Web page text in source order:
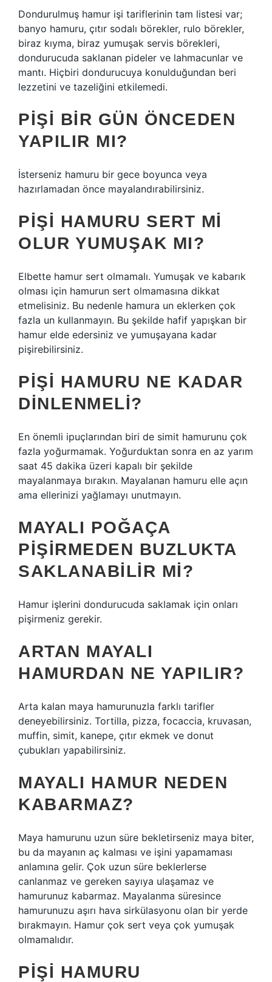
Dondurulmuş hamur işi tariflerinin tam listesi var;
banyo hamuru, çıtır sodalı börekler, rulo börekler,
biraz kıyma, biraz yumuşak servis börekleri,
dondurucuda saklanan pideler ve lahmacunlar ve
mantı. Hiçbiri dondurucuya konulduğundan beri
lezzetini ve tazeliğini etkilemedi.
PIŞI BIR GÜN ÖNCEDEN
YAPILIR MI?
İsterseniz hamuru bir gece boyunca veya
hazırlamadan önce mayalandırabilirsiniz.
PIŞI HAMURU SERT MI
OLUR YUMUŞAK MI?
Elbette hamur sert olmamalı. Yumuşak ve kabarık
olması için hamurun sert olmamasına dikkat
etmelisiniz. Bu nedenle hamura un eklerken çok
fazla un kullanmayın. Bu şekilde hafif yapışkan bir
hamur elde edersiniz ve yumuşayana kadar
pişirebilirsiniz.
PIŞI HAMURU NE KADAR
DINLENMELI?
En önemli ipuçlarından biri de simit hamurunu çok
fazla yoğurmamak. Yoğurduktan sonra en az yarım
saat 45 dakika üzeri kapalı bir şekilde
mayalanmaya bırakın. Mayalanan hamuru elle açın
ama ellerinizi yağlamayı unutmayın.
MAYALI POĞAÇA
PIŞIRMEDEN BUZLUKTA
SAKLANABILIR MI?
Hamur işlerini dondurucuda saklamak için onları
pişirmeniz gerekir.
ARTAN MAYALI
HAMURDAN NE YAPILIR?
Arta kalan maya hamurunuzla farklı tarifler
deneyebilirsiniz. Tortilla, pizza, focaccia, kruvasan,
muffin, simit, kanepe, çıtır ekmek ve donut
çubukları yapabilirsiniz.
MAYALI HAMUR NEDEN
KABARMAZ?
Maya hamurunu uzun süre bekletirseniz maya biter,
bu da mayanın aç kalması ve işini yapamaması
anlamına gelir. Çok uzun süre beklerlerse
canlanmaz ve gereken sayıya ulaşamaz ve
hamurunuz kabarmaz. Mayalanma süresince
hamurunuzu aşırı hava sirkülasyonu olan bir yerde
bırakmayın. Hamur çok sert veya çok yumuşak
olmamalıdır.
PIŞI HAMURU